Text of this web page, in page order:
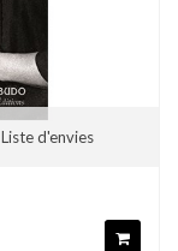
Liste d'envies